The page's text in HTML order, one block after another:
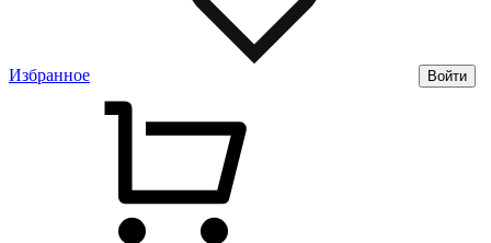
Избранное Войти